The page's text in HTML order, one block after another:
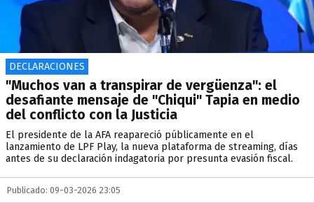
DECLARACIONES
"Muchos van a transpirar de vergüenza": el
desafiante mensaje de "Chiqui" Tapia en medio
del conflicto con la Justicia
El presidente de la AFA reapareció públicamente en el
lanzamiento de LPF Play, la nueva plataforma de streaming, días
antes de su declaración indagatoria por presunta evasión fiscal.
Publicado: 09-03-2026 23:05